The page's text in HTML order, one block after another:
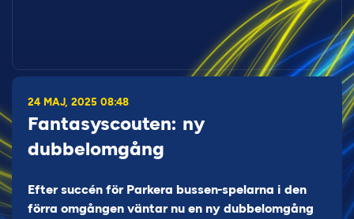
24 MAJ, 2025 08:48
Fantasyscouten: ny
dubbelomgång
Efter succén för Parkera bussen-spelarna i den
förra omgången väntar nu en ny dubbelomgång